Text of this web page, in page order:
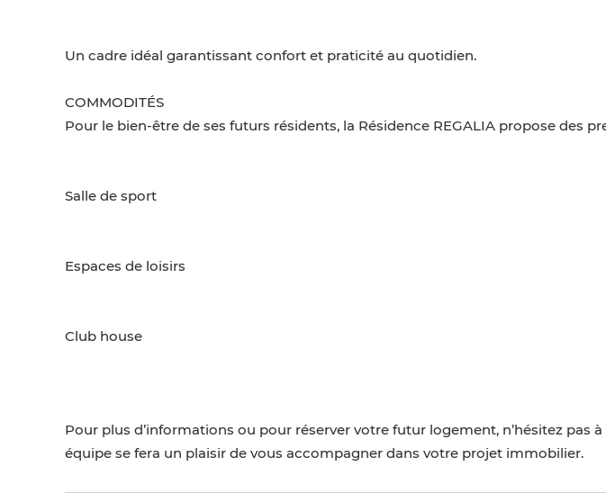
Un cadre idéal garantissant confort et praticité au quotidien.
COMMODITÉS
Pour le bien-être de ses futurs résidents, la Résidence REGALIA propose des
Salle de sport
Espaces de loisirs
Club house
Pour plus d’informations ou pour réserver votre futur logement, n’hésitez pas
équipe se fera un plaisir de vous accompagner dans votre projet immobilier.